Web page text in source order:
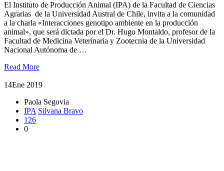
El Instituto de Producción Animal (IPA) de la Facultad de Ciencias
Agrarias de la Universidad Austral de Chile, invita a la comunidad
a la charla «Interacciones genotipo ambiente en la producción
animal», que será dictada por el Dr. Hugo Montaldo, profesor de la
Facultad de Medicina Veterinaria y Zootecnia de la Universidad
Nacional Autónoma de …
Read More
14Ene 2019
Paola Segovia
IPA Silvana Bravo
126
0